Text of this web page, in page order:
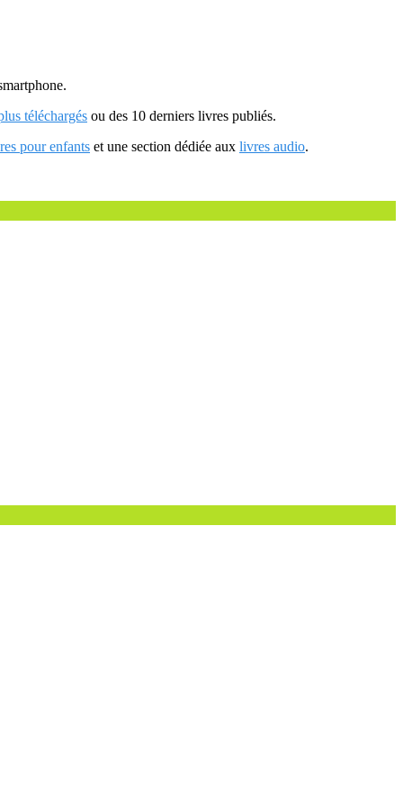
téléchargés ou des 10 derniers livres publiés.
pour enfants et une section dédiée aux livres audio.